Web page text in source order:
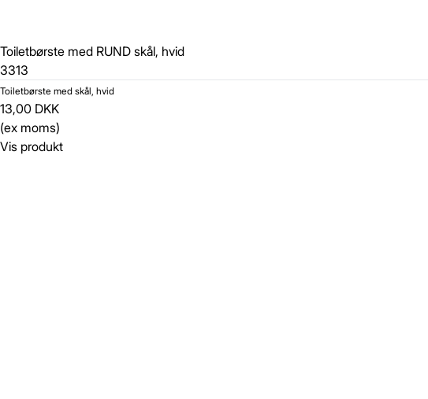
Toiletbørste med RUND skål, hvid
3313
Toiletbørste med skål, hvid
13,00 DKK
(ex moms)
Vis produkt